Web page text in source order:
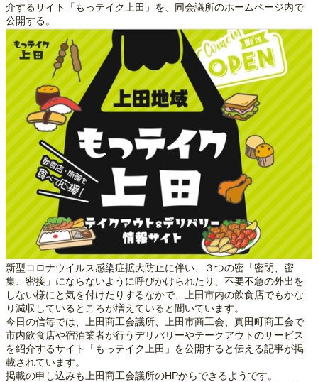
介するサイト「もっテイク上田」を、同会議所のホームページ内で
公開する。
新型コロナウイルス感染症拡大防止に伴い、３つの密「密閉、密
集、密接」にならないように呼びかけられたり、不要不急の外出を
しない様にと気を付けたりするなかで、上田市内の飲食店でもかな
り減収しているところが増えていると聞いています。
今日の信毎では、上田商工会議所、上田市商工会、真田町商工会で
市内飲食店や宿泊業者が行うデリバリーやテークアウトのサービス
を紹介するサイト「もっテイク上田」を公開すると伝える記事が掲
載されています。
掲載の申し込みも上田商工会議所のHPからできるようです。